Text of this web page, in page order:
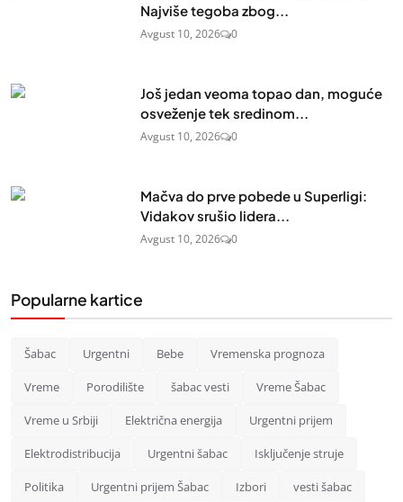
Najviše tegoba zbog...
Avgust 10, 2026 0
Još jedan veoma topao dan, moguće
osveženje tek sredinom...
Avgust 10, 2026 0
Mačva do prve pobede u Superligi:
Vidakov srušio lidera...
Avgust 10, 2026 0
Popularne kartice
Šabac Urgentni Bebe Vremenska prognoza
Vreme Porodilište šabac vesti Vreme Šabac
Vreme u Srbiji Električna energija Urgentni prijem
Elektrodistribucija Urgentni šabac Isključenje struje
Politika Urgentni prijem Šabac Izbori vesti šabac